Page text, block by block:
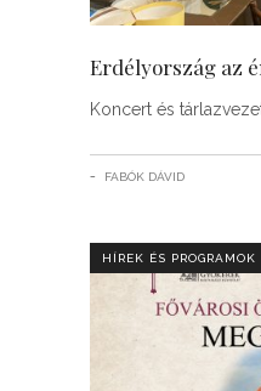
Erdélyország az
Koncert és
FABÓK DÁVID
HÍREK ÉS PROGRAMOK